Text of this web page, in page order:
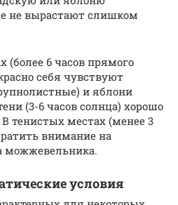
не вырастают слишком
(более 6 часов прямого
себя чувствуют
и яблони
(3-6 часов солнца) хорошо
тенистых местах (менее 3
внимание на
можжевельника.
условия